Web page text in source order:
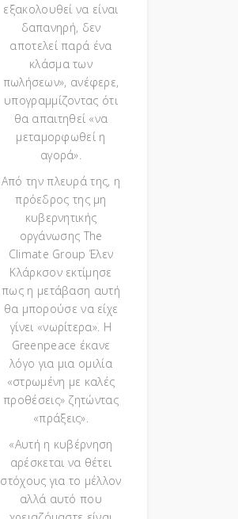
εξακολουθεί να είναι
δαπανηρή, δεν
αποτελεί παρά ένα
κλάσμα των
πωλήσεων», ανέφερε,
υπογραμμίζοντας ότι
θα απαιτηθεί «να
μεταμορφωθεί η
αγορά».
Από την πλευρά της, η
πρόεδρος της μη
κυβερνητικής
οργάνωσης The
Climate Group Έλεν
Κλάρκσον εκτίμησε
πως η μετάβαση αυτή
θα μπορούσε να είχε
γίνει «νωρίτερα». Η
Greenpeace έκανε
λόγο για μια ομιλία
«στρωμένη με καλές
προθέσεις» ζητώντας
«πράξεις».
«Αυτή η κυβέρνηση
αρέσκεται να θέτει
στόχους για το μέλλον
αλλά αυτό που